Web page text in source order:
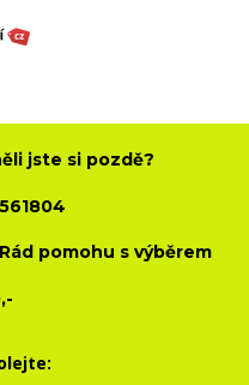
jste si pozdě?
Rád pomohu s výběrem